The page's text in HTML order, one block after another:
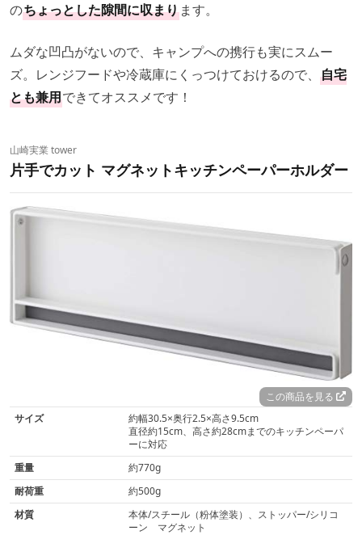
のちょっとした隙間に収まります。
ムダな凹凸がないので、キャンプへの携行も実にスムー
ズ。レンジフードや冷蔵庫にくっつけておけるので、 自宅
とも兼用できてオススメです！
山崎実業 tower
片手でカット マグネットキッチンペーパーホルダー
この商品を見る
サイズ
約幅30.5×奥行2.5×高さ9.5cm
直径約15cm、高さ約28cmまでのキッチンペーパ
ーに対応
重量
約770g
耐荷重
約500g
材質
本体/スチール（粉体塗装）、ストッパー/シリコ
ーン マグネット